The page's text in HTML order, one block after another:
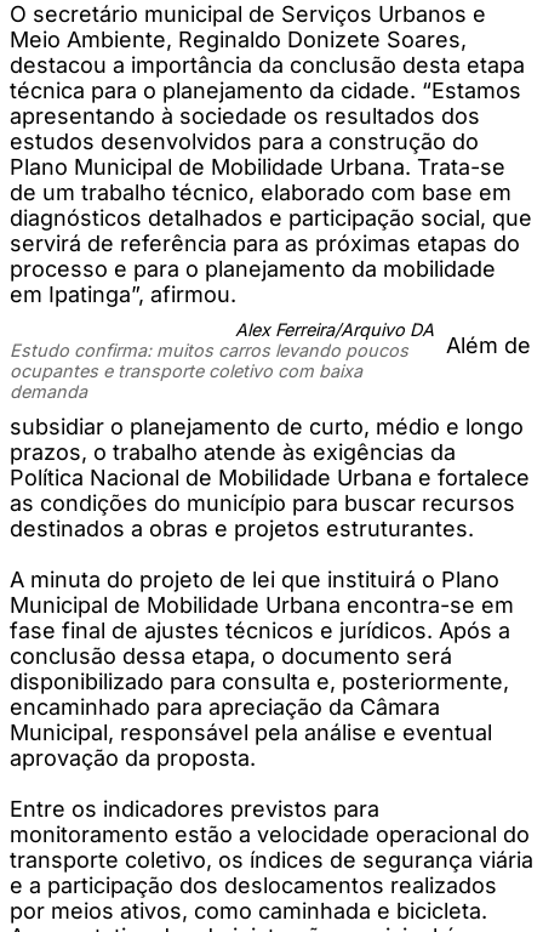
O secretário municipal de Serviços Urbanos e
Meio Ambiente, Reginaldo Donizete Soares,
destacou a importância da conclusão desta etapa
técnica para o planejamento da cidade. “Estamos
apresentando à sociedade os resultados dos
estudos desenvolvidos para a construção do
Plano Municipal de Mobilidade Urbana. Trata-se
de um trabalho técnico, elaborado com base em
diagnósticos detalhados e participação social, que
servirá de referência para as próximas etapas do
processo e para o planejamento da mobilidade
em Ipatinga”, afirmou.
Alex Ferreira/Arquivo DA
Estudo confirma: muitos carros levando poucos
ocupantes e transporte coletivo com baixa
demanda
Além de
subsidiar o planejamento de curto, médio e longo
prazos, o trabalho atende às exigências da
Política Nacional de Mobilidade Urbana e fortalece
as condições do município para buscar recursos
destinados a obras e projetos estruturantes.
A minuta do projeto de lei que instituirá o Plano
Municipal de Mobilidade Urbana encontra-se em
fase final de ajustes técnicos e jurídicos. Após a
conclusão dessa etapa, o documento será
disponibilizado para consulta e, posteriormente,
encaminhado para apreciação da Câmara
Municipal, responsável pela análise e eventual
aprovação da proposta.
Entre os indicadores previstos para
monitoramento estão a velocidade operacional do
transporte coletivo, os índices de segurança viária
e a participação dos deslocamentos realizados
por meios ativos, como caminhada e bicicleta.